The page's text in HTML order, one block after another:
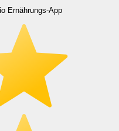
Ernährungs-App